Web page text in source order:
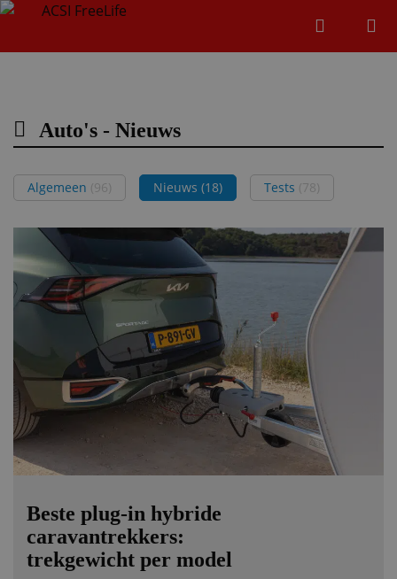
Auto's - Nieuws
Algemeen (96) Nieuws (18) Tests (78)
Beste plug-in hybride
caravantrekkers:
trekgewicht per model